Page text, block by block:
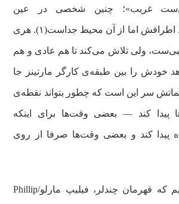
غریب»؛ چنین شخصی در عین
تاثیرگذاری بر محیط اطرافش اما از آن محیط جداست(۱). هری
ولی تلاش می‌کند تا هم عادی و هم
خودش را بین طبقه‌ی کارگر مارتینز جا
سر این است که چطور بتواند نقطه‌ی
پیدا کند — بعضی وقت‌ها برای اینکه
پیدا کند و بعضی وقت‌ها صرفا از روی
شایسته است بگوییم که قهرمان چندلر، فیلیپ مارلو/Phillip